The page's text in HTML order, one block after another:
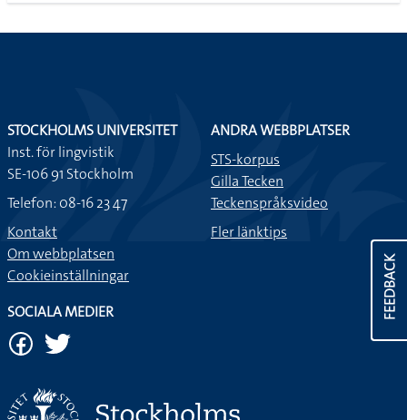
FEEDBACK
STOCKHOLMS UNIVERSITET
Inst. för lingvistik
SE-106 91 Stockholm
Telefon: 08-16 23 47
Kontakt
Om webbplatsen
Cookieinställningar
ANDRA WEBBPLATSER
STS-korpus
Gilla Tecken
Teckenspråksvideo
Fler länktips
SOCIALA MEDIER